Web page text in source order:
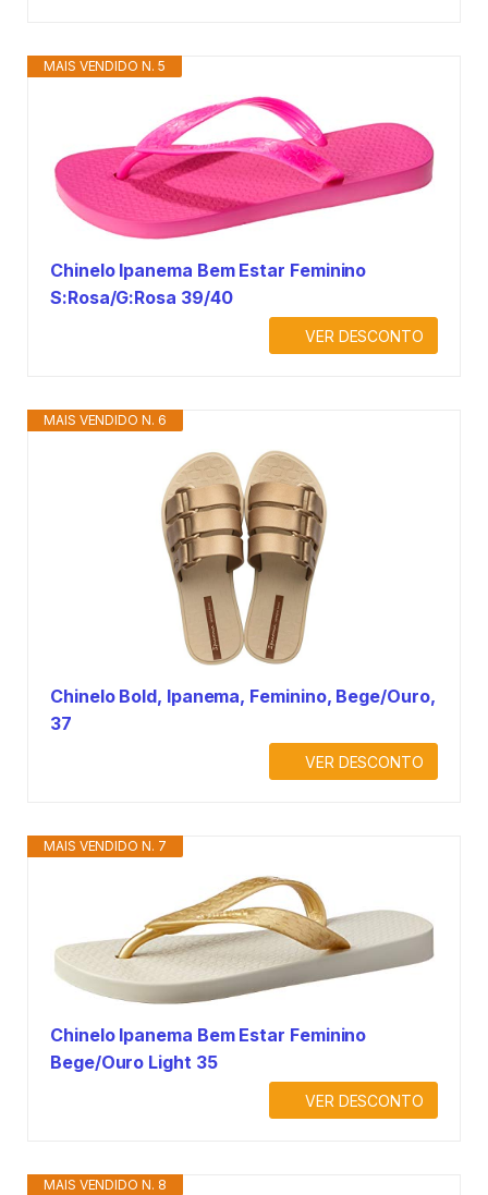
MAIS VENDIDO N. 5
Chinelo Ipanema Bem Estar Feminino
S:Rosa/G:Rosa 39/40
VER DESCONTO
MAIS VENDIDO N. 6
Chinelo Bold, Ipanema, Feminino, Bege/Ouro,
37
VER DESCONTO
MAIS VENDIDO N. 7
Chinelo Ipanema Bem Estar Feminino
Bege/Ouro Light 35
VER DESCONTO
MAIS VENDIDO N. 8